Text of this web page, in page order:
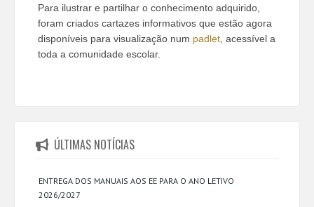
Para ilustrar e partilhar o conhecimento adquirido,
foram criados cartazes informativos que estão agora
disponíveis para visualização num padlet , acessível a
toda a comunidade escolar.
ÚLTIMAS NOTÍCIAS
ENTREGA DOS MANUAIS AOS EE PARA O ANO LETIVO
2026/2027